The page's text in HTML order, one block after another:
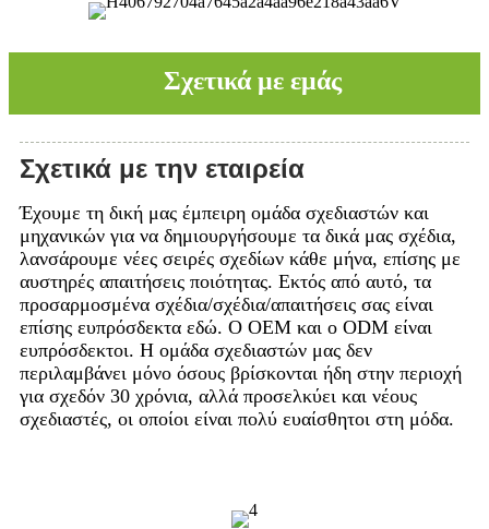
Σχετικά με εμάς
Σχετικά με την εταιρεία
Έχουμε τη δική μας έμπειρη ομάδα σχεδιαστών και
μηχανικών για να δημιουργήσουμε τα δικά μας σχέδια,
λανσάρουμε νέες σειρές σχεδίων κάθε μήνα, επίσης με
αυστηρές απαιτήσεις ποιότητας. Εκτός από αυτό, τα
προσαρμοσμένα σχέδια/σχέδια/απαιτήσεις σας είναι
επίσης ευπρόσδεκτα εδώ. Ο OEM και ο ODM είναι
ευπρόσδεκτοι. Η ομάδα σχεδιαστών μας δεν
περιλαμβάνει μόνο όσους βρίσκονται ήδη στην περιοχή
για σχεδόν 30 χρόνια, αλλά προσελκύει και νέους
σχεδιαστές, οι οποίοι είναι πολύ ευαίσθητοι στη μόδα.